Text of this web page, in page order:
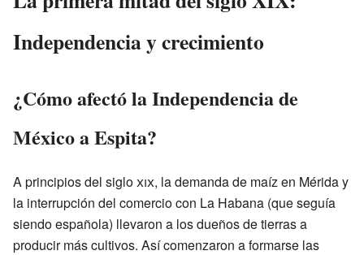
Independencia y crecimiento
¿Cómo afectó la Independencia de
México a Espita?
A principios del sigloxix, la demanda de maíz en Mérida y
la interrupción del comercio con La Habana (que seguía
siendo española) llevaron a los dueños de tierras a
producir más cultivos. Así comenzaron a formarse las